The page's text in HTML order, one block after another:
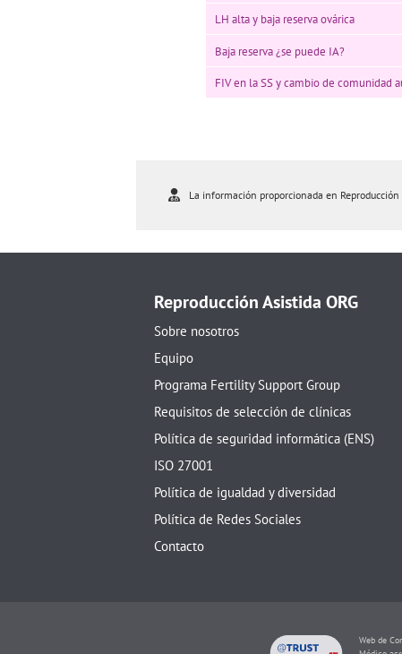
LH alta y baja reserva ovárica
Baja reserva ¿se puede IA?
FIV en la SS y cambio de comunidad
La información proporcionada en
Reproducción Asistida ORG
Sobre nosotros
Equipo
Programa Fertility Support Group
Requisitos de selección de clínicas
Política de seguridad informática (ENS)
ISO 27001
Política de igualdad y diversidad
Política de Redes Sociales
Contacto
Web de